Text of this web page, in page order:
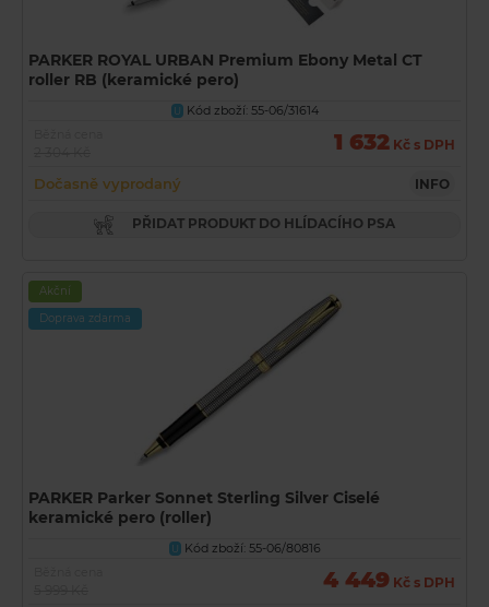
PARKER ROYAL URBAN Premium Ebony Metal CT
roller RB (keramické pero)
U Kód zboží: 55-06/31614
1 632 Kč s DPH
Dočasně vyprodaný INFO
PŘIDAT PRODUKT DO HLÍDACÍHO PSA
Akční
Doprava zdarma
PARKER Parker Sonnet Sterling Silver Ciselé
keramické pero (roller)
U Kód zboží: 55-06/80816
4 449 Kč s DPH